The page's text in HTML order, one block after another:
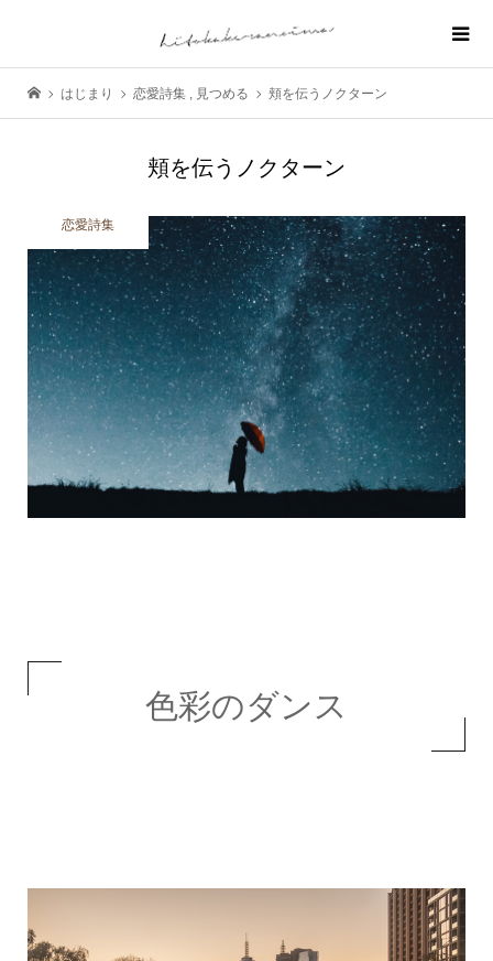
はじまり 恋愛詩集 , 見つめる 頬を伝うノクターン
頬を伝うノクターン
恋愛詩集
色彩のダンス